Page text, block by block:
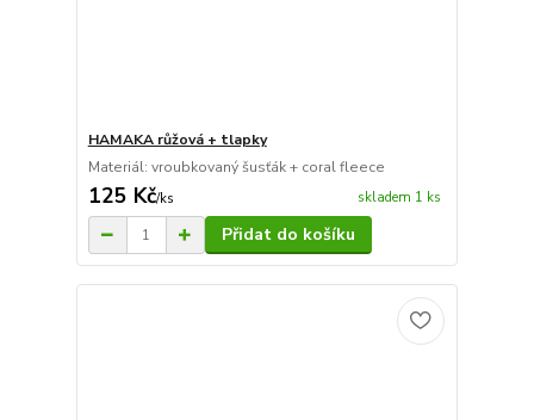
HAMAKA růžová + tlapky
Materiál: vroubkovaný šusťák + coral fleece
125 Kč/ks skladem 1 ks
Přidat do košíku